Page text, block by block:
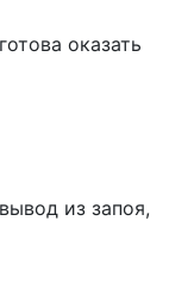
оказать
из запоя,